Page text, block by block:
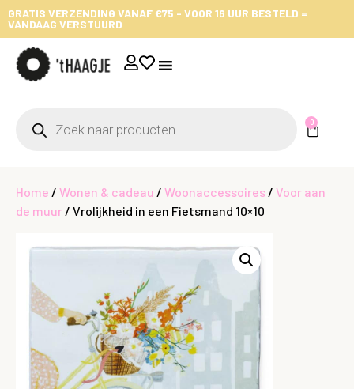
GRATIS VERZENDING VANAF €75 - VOOR 16 UUR BESTELD =
VANDAAG VERSTUURD
0
Home / Wonen & cadeau / Woonaccessoires / Voor aan
de muur / Vrolijkheid in een Fietsmand 10×10